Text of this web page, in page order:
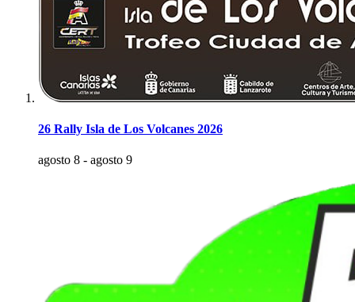
26 Rally Isla de Los Volcanes 2026
agosto 8 - agosto 9